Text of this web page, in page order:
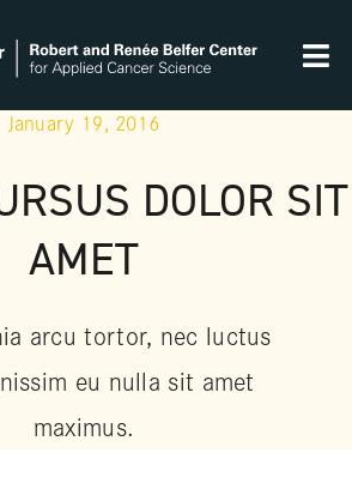
January 19, 2016
DOLOR SIT
AMET
arcu tortor, nec luctus
eu nulla sit amet
maximus.